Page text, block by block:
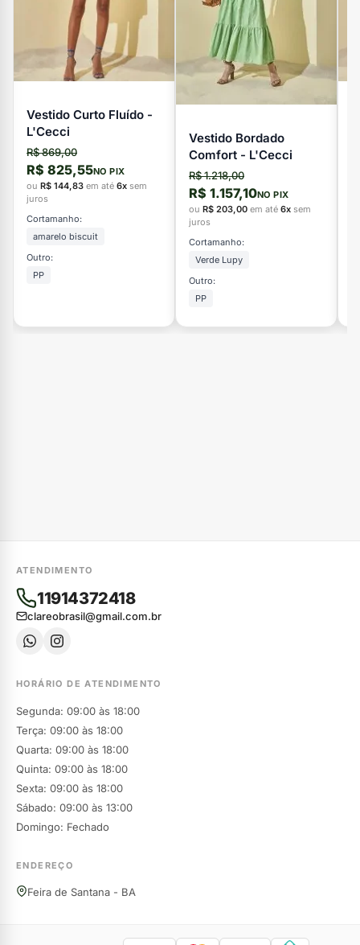
Vestido Curto Fluído -
L'Cecci
R$ 869,00
R$ 825,55NO PIX
ou R$ 144,83 em até 6x sem
juros
Cortamanho:
amarelo biscuit
Outro:
PP
Vestido Bordado
Comfort - L'Cecci
R$ 1.218,00
R$ 1.157,10NO PIX
ou R$ 203,00 em até 6x sem
juros
Cortamanho:
Verde Lupy
Outro:
PP
ATENDIMENTO
11914372418
clareobrasil@gmail.com.br
HORÁRIO DE ATENDIMENTO
Segunda: 09:00 às 18:00
Terça: 09:00 às 18:00
Quarta: 09:00 às 18:00
Quinta: 09:00 às 18:00
Sexta: 09:00 às 18:00
Sábado: 09:00 às 13:00
Domingo: Fechado
ENDEREÇO
Feira de Santana - BA